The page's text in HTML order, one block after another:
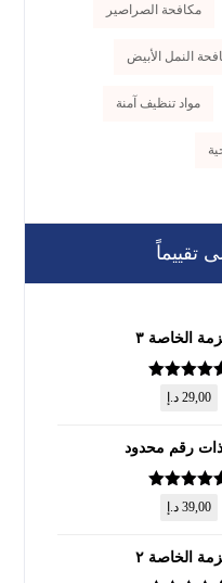
مكافحة الصراصير
النمل الأبيض
مواد تنظيف آمنة
تقييماً
الخاصة ٣
تم التقييم
من 5
29,00 د.إ
ذات رقم محدود
تم التقييم
من 5
39,00 د.إ
الخاصة ٢